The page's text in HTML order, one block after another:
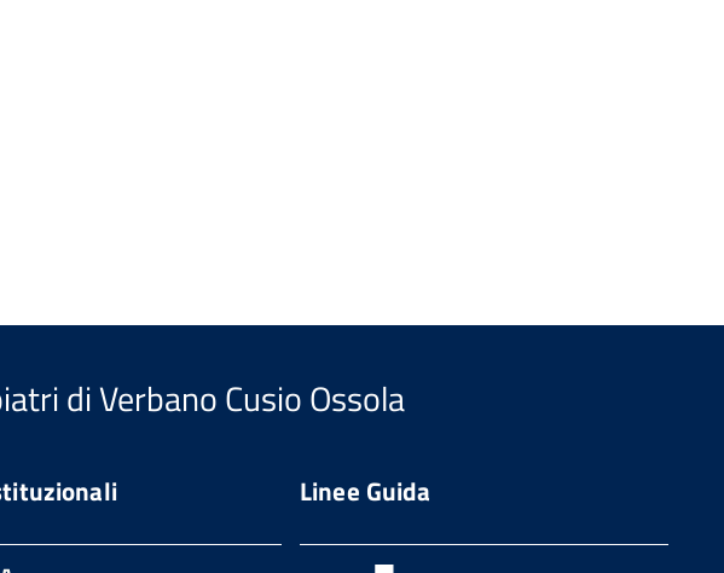
di Verbano Cusio Ossola
Linee Guida